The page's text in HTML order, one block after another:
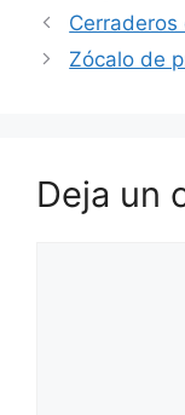
Cerraderos
Zócalo de
Deja un